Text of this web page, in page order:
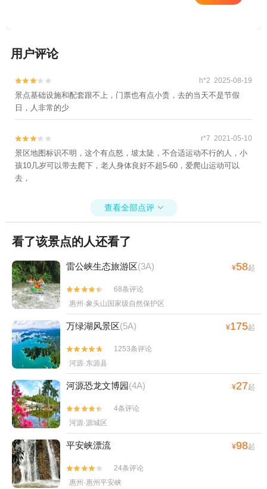
用户评论

 h*2 2025-08-19
景点基础设施和配套跟不上，门票也有点小贵，去的当天不是节假
日，人非常的少

 r*7 2021-05-10
景区地图标识不明，这个有点怒，坡太陡，不合适运动不行的人，小
孩10几岁可以带去爬下，老人身体良好不超5-60，爱爬山运动可以
去，
查看全部点评 
看了该景点的人还看了
雷公峡生态旅游区(3A) ¥58起


68条评论
惠州·象头山国家级自然保护区
万绿湖风景区(5A) ¥175起


1253条评论
河源·东源县
河源恐龙文博园(4A) ¥27起


4条评论
河源·源城区
平安峡漂流 ¥98起


24条评论
惠州·惠州平安峡